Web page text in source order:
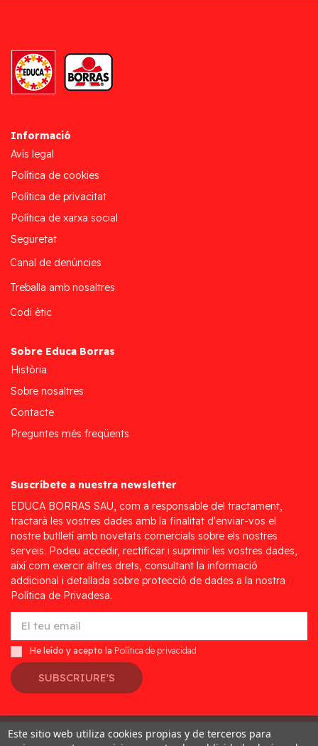
Informació
Avís legal
Política de cookies
Política de privacitat
Política de xarxa social
Seguretat
Canal de denúncies
Treballa amb nosaltres
Codi ètic
Sobre Educa Borras
Història
Sobre nosaltres
Contacte
Preguntes més freqüents
Suscríbete a nuestra newsletter
EDUCA BORRAS SAU, com a responsable del tractament,
tractarà les vostres dades amb la finalitat d'enviar-vos el
nostre butlletí amb novetats comercials sobre els nostres
serveis. Podeu accedir, rectificar i suprimir les vostres dades,
així com exercir altres drets, consultant la informació
addicional i detallada sobre protecció de dades a la nostra
Política de Privadesa.
He leído y acepto la Política de privacidad
SUBSCRIURE'S
Este sitio web utiliza cookies propias y de terceros para